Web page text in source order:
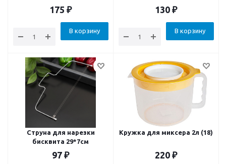
175 ₽
В корзину
130 ₽
В корзину
Струна для нарезки
бисквита 29*7см
97 ₽
Кружка для миксера 2л (18)
220 ₽